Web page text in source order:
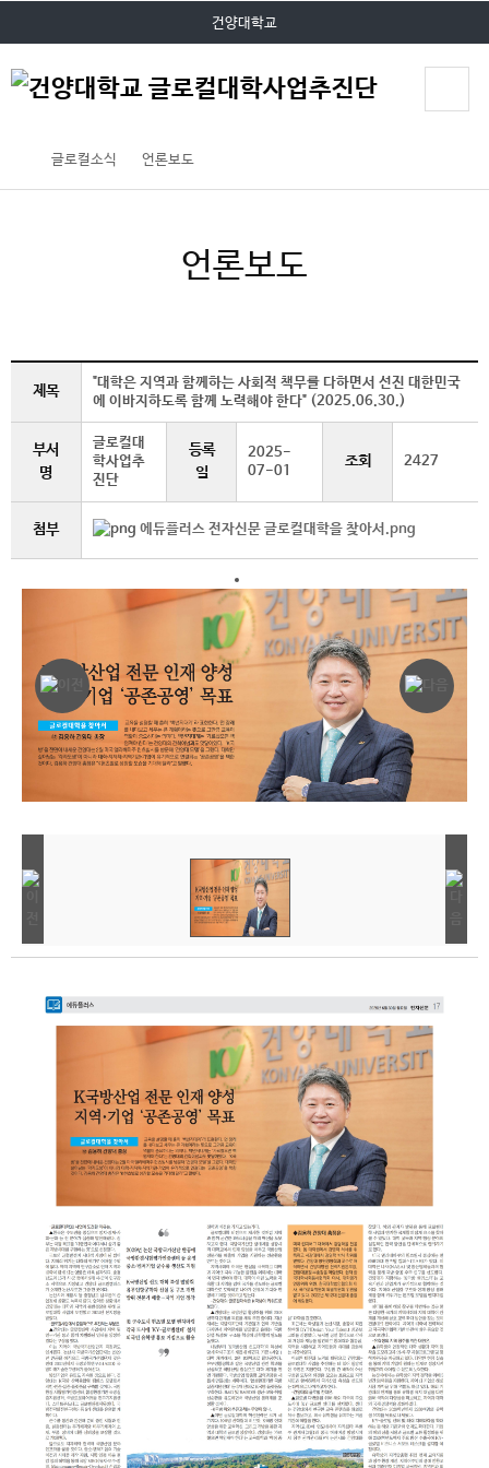
건양대학교
글로컬소식 언론보도
언론보도
제목
"대학은 지역과 함께하는 사회적 책무를 다하면서 선진 대한민국
에 이바지하도록 함께 노력해야 한다" (2025.06.30.)
부서
명
글로컬대
학사업추
진단
등록
일
2025-
07-01
조회 2427
첨부 에듀플러스 전자신문 글로컬대학을 찾아서.png